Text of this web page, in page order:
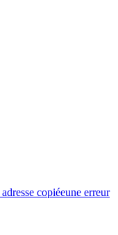
adresse copiéeune erreur